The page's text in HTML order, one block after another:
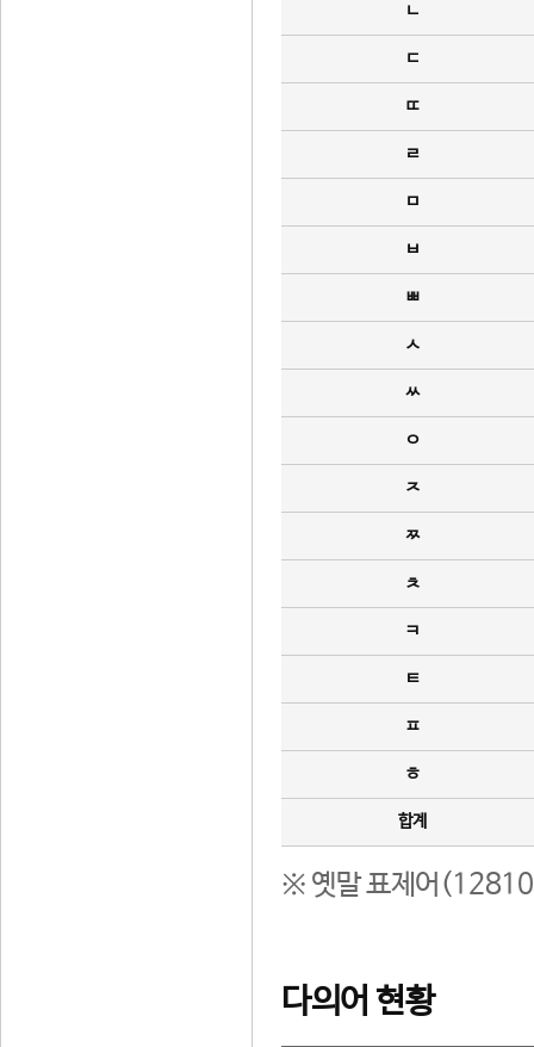
ㄴ
ㄷ
ㄸ
ㄹ
ㅁ
ㅂ
ㅃ
ㅅ
ㅆ
ㅇ
ㅈ
ㅉ
ㅊ
ㅋ
ㅌ
ㅍ
ㅎ
합계
※ 옛말 표제어(12810
다의어 현황